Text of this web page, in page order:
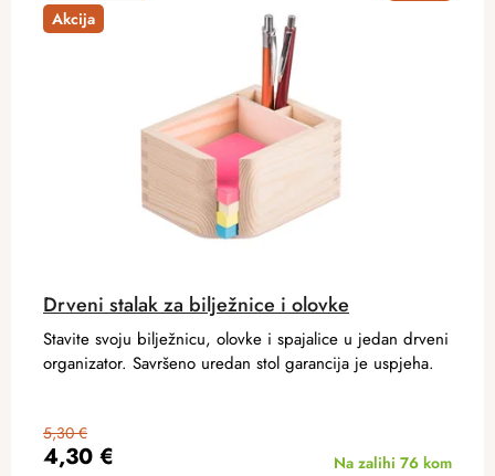
Akcija
Drveni stalak za bilježnice i olovke
4,30 €
5,30 €
Na zalihi 76 kom
Stavite svoju bilježnicu, olovke i spajalice u jedan drveni
organizator. Savršeno uredan stol garancija je uspjeha.